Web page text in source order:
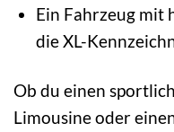
Ein Fahrzeug mit
die XL-
Ob du einen
Limousine oder